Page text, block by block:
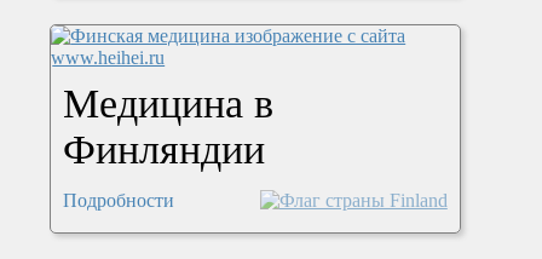
Медицина в
Финляндии
Подробности